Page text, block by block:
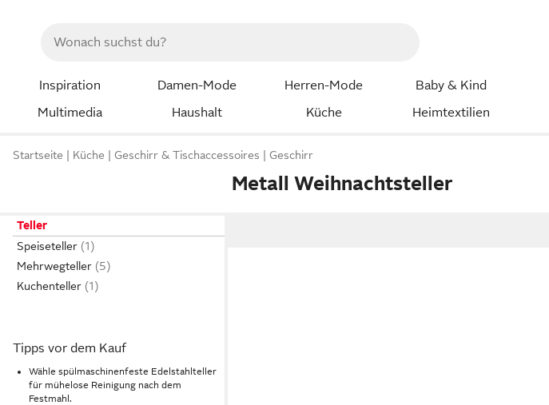
Inspiration Damen-Mode Herren-Mode Baby & Kind
Multimedia
Haushalt Küche Heimtextilien
Startseite Küche Geschirr & Tischaccessoires Geschirr
Metall Weihnachtsteller
Teller
Speiseteller
Mehrwegteller
Kuchenteller
Tipps vor dem Kauf
Wähle spülmaschinenfeste Edelstahlteller
für mühelose Reinigung nach dem
Festmahl.